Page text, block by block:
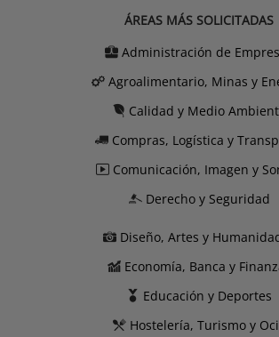
ÁREAS MÁS SOLICITADAS
Administración de
Agroalimentario, Minas y
Calidad y Medio
Compras, Logística y
Comunicación, Imagen y
Derecho y Seguridad
Diseño, Artes y
Economía, Banca y
Educación y Deportes
Hostelería, Turismo y